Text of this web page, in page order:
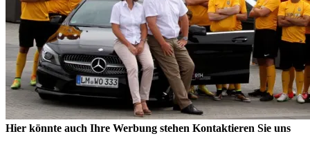
Hier könnte auch Ihre Werbung stehen Kontaktieren Sie uns